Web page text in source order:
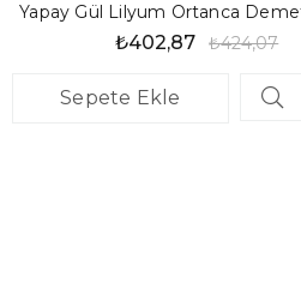
Yapay Gül Lilyum Ortanca
₺402,87 ₺424,07
Sepete Ekle